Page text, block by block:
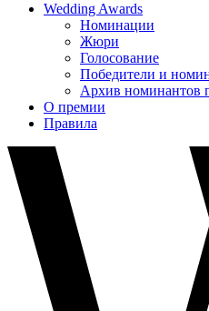
Wedding Awards
Номинации
Жюри
Голосование
Победители и
Архив номинантов
О премии
Правила